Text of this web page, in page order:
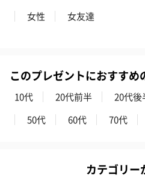
ンセンススティック
ンセンス
（880円
女性
女友達
このプレゼントにおすすめ
10代 20代前半 20代後
50代
60代 70代
カテゴリー